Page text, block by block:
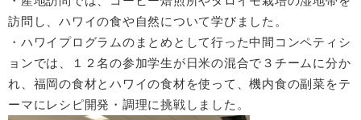
訪問し、ハワイの食や自然について学びました。
・ハワイプログラムのまとめとして行った中間コンペティシ
ョンでは、１２名の参加学生が日米の混合で３チームに分か
れ、福岡の食材とハワイの食材を使って、機内食の副菜をテ
ーマにレシピ開発・調理に挑戦しました。